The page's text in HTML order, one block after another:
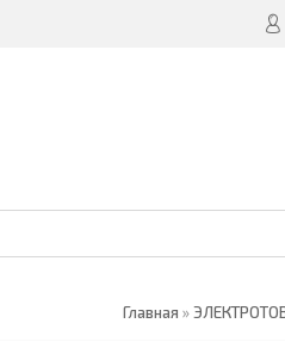
Главная »